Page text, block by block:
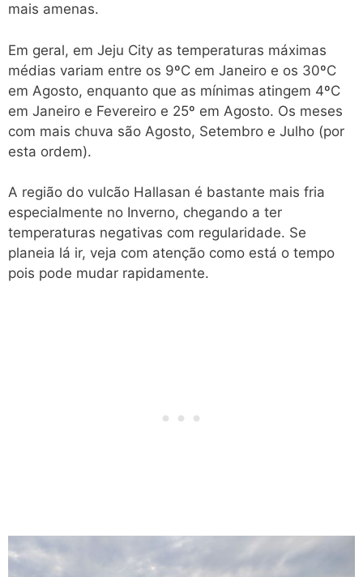
mais amenas.
Em geral, em Jeju City as temperaturas máximas
médias variam entre os 9ºC em Janeiro e os 30ºC
em Agosto, enquanto que as mínimas atingem 4ºC
em Janeiro e Fevereiro e 25º em Agosto. Os meses
com mais chuva são Agosto, Setembro e Julho (por
esta ordem).
A região do vulcão Hallasan é bastante mais fria
especialmente no Inverno, chegando a ter
temperaturas negativas com regularidade. Se
planeia lá ir, veja com atenção como está o tempo
pois pode mudar rapidamente.